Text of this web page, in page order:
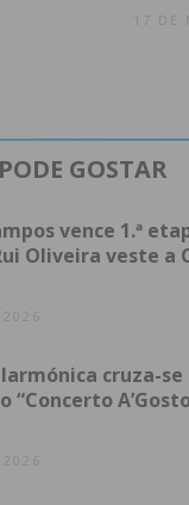
17 DE
GOSTAR
vence 1.ª
Oliveira veste a
cruza-se
“Concerto